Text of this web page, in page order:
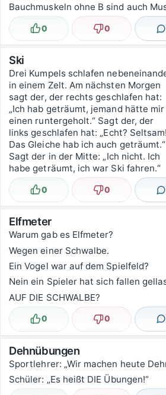
Bauchmuskeln ohne B sind auch
Lustig
0 Nicht lustig
0
Ski
Drei Kumpels schlafen
in einem Zelt. Am nächsten Morgen
sagt der, der rechts geschlafen hat:
„Ich hab geträumt, jemand hätte mir
einen runtergeholt.“ Sagt der, der
links geschlafen hat: „Echt? Seltsam!
Das Gleiche hab ich auch geträumt.“
Sagt der in der Mitte: „Ich nicht. Ich
habe geträumt, ich war Ski fahren.“
Lustig
0 Nicht lustig
0
Elfmeter
Warum gab es Elfmeter?
Wegen einer Schwalbe.
Ein Vogel war auf dem Spielfeld?
Nein ein Spieler hat sich fallen
AUF DIE SCHWALBE?
Lustig
0 Nicht lustig
0
Dehnübungen
Sportlehrer: „Wir machen heute
Schüler: „Es heißt DIE Übungen!“